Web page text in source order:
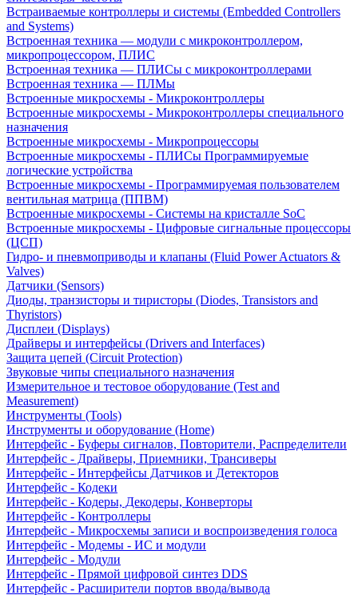
Встраиваемые контроллеры и системы (Embedded Controllers
and Systems)
Встроенная техника — модули с микроконтроллером,
микропроцессором, ПЛИС
Встроенная техника — ПЛИСы с микроконтроллерами
Встроенная техника — ПЛМы
Встроенные микросхемы - Микроконтроллеры
Встроенные микросхемы - Микроконтроллеры специального
назначения
Встроенные микросхемы - Микропроцессоры
Встроенные микросхемы - ПЛИСы Программируемые
логические устройства
Встроенные микросхемы - Программируемая пользователем
вентильная матрица (ППВМ)
Встроенные микросхемы - Системы на кристалле SoC
Встроенные микросхемы - Цифровые сигнальные процессоры
(ЦСП)
Гидро- и пневмоприводы и клапаны (Fluid Power Actuators &
Valves)
Датчики (Sensors)
Диоды, транзисторы и тиристоры (Diodes, Transistors and
Thyristors)
Дисплеи (Displays)
Драйверы и интерфейсы (Drivers and Interfaces)
Защита цепей (Circuit Protection)
Звуковые чипы специального назначения
Измерительное и тестовое оборудование (Test and
Measurement)
Инструменты (Tools)
Инструменты и оборудование (Home)
Интерфейс - Буферы сигналов, Повторители, Распределители
Интерфейс - Драйверы, Приемники, Трансиверы
Интерфейс - Интерфейсы Датчиков и Детекторов
Интерфейс - Кодеки
Интерфейс - Кодеры, Декодеры, Конверторы
Интерфейс - Контроллеры
Интерфейс - Микросхемы записи и воспроизведения голоса
Интерфейс - Модемы - ИС и модули
Интерфейс - Модули
Интерфейс - Прямой цифровой синтез DDS
Интерфейс - Расширители портов ввода/вывода